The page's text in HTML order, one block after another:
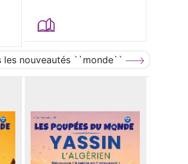
les nouveautés ``monde``